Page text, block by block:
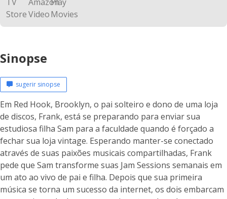
Sinopse
sugerir sinopse
Em Red Hook, Brooklyn, o pai solteiro e dono de uma loja
de discos, Frank, está se preparando para enviar sua
estudiosa filha Sam para a faculdade quando é forçado a
fechar sua loja vintage. Esperando manter-se conectado
através de suas paixões musicais compartilhadas, Frank
pede que Sam transforme suas Jam Sessions semanais em
um ato ao vivo de pai e filha. Depois que sua primeira
música se torna um sucesso da internet, os dois embarcam